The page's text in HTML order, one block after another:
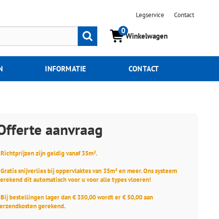
Legservice Contact
0
Winkelwagen
Zoeken
INFORMATIE CONTACT
aanvraag
zijn geldig vanaf 35m².
snijverlies bij oppervlaktes van 35m² en meer. Ons systeem
dit automatisch voor u voor alle types vloeren!
bestellingen lager dan € 350,00 wordt er € 50,00 aan
gerekend.